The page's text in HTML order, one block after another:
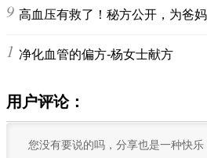
9 高血压有救了！秘方公开，为爸
10净化血管的偏方-杨女士献方
用户评论：